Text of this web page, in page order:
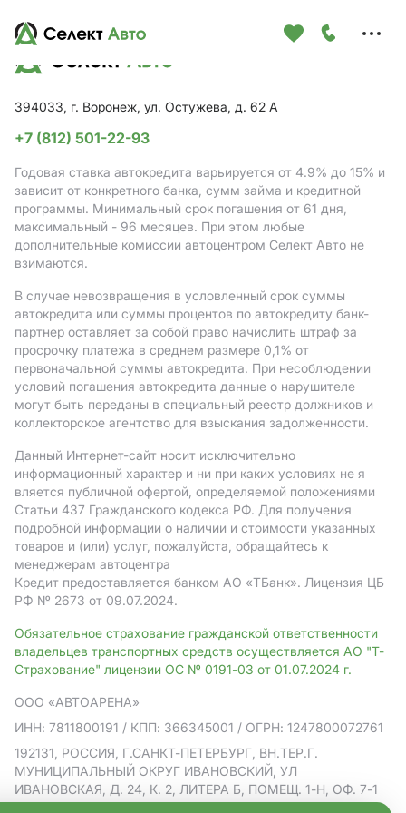
394033, г. Воронеж, ул. Остужева, д. 62 А
+7 (812) 501-22-93
Годовая ставка автокредита варьируется от 4.9% до 15% и
зависит от конкретного банка, сумм займа и кредитной
программы. Минимальный срок погашения от 61 дня,
максимальный - 96 месяцев. При этом любые
дополнительные комиссии автоцентром Селект Авто не
взимаются.
В случае невозвращения в условленный срок суммы
автокредита или суммы процентов по автокредиту банк-
партнер оставляет за собой право начислить штраф за
просрочку платежа в среднем размере 0,1% от
первоначальной суммы автокредита. При несоблюдении
условий погашения автокредита данные о нарушителе
могут быть переданы в специальный реестр должников и
коллекторское агентство для взыскания задолженности.
Данный Интернет-сайт носит исключительно
информационный характер и ни при каких условиях не я
вляется публичной офертой, определяемой положениями
Статьи 437 Гражданского кодекса РФ. Для получения
подробной информации о наличии и стоимости указанных
товаров и (или) услуг, пожалуйста, обращайтесь к
менеджерам автоцентра
Кредит предоставляется банком АO «ТБанк». Лицензия ЦБ
РФ № 2673 от 09.07.2024.
Обязательное страхование гражданской ответственности
владельцев транспортных средств осуществляется АО "Т-
Страхование" лицензии ОС № 0191-03 от 01.07.2024 г.
ООО «АВТОАРЕНА»
ИНН: 7811800191 / КПП: 366345001 / ОГРН: 1247800072761
192131, РОССИЯ, Г.САНКТ-ПЕТЕРБУРГ, ВН.ТЕР.Г.
МУНИЦИПАЛЬНЫЙ ОКРУГ ИВАНОВСКИЙ, УЛ
ИВАНОВСКАЯ, Д. 24, К. 2, ЛИТЕРА Б, ПОМЕЩ. 1-Н, ОФ. 7-1